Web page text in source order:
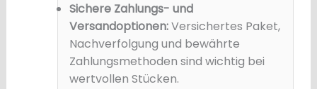
Sichere Zahlungs- und
Versandoptionen:Versichertes Paket,
Nachverfolgung und bewährte
Zahlungsmethoden sind wichtig bei
wertvollen Stücken.